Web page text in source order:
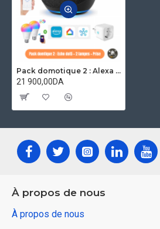
Pack domotique 2 : Alexa echo dot5 , 2 lampes connéctés et prise wifi
21 900,00DA
À propos de nous
À propos de nous